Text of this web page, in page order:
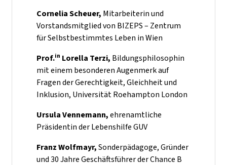
Cornelia Scheuer, Mitarbeiterin und
Vorstandsmitglied von BIZEPS – Zentrum
für Selbstbestimmtes Leben in Wien
Prof.in Lorella Terzi, Bildungsphilosophin
mit einem besonderen Augenmerk auf
Fragen der Gerechtigkeit, Gleichheit und
Inklusion, Universität Roehampton London
Ursula Vennemann,ehrenamtliche
Präsidentin der Lebenshilfe GUV
Franz Wolfmayr,Sonderpädagoge, Gründer
und 30 Jahre Geschäftsführer der Chance B